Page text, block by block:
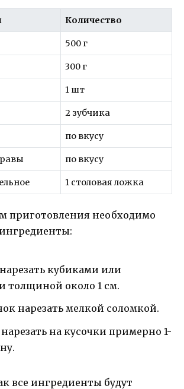
Количество
500 г
300 г
1 шт
2 зубчика
по вкусу
по вкусу
1 столовая ложка
приготовления необходимо
кубиками или
толщиной около 1 см.
нарезать мелкой соломкой.
на кусочки примерно 1-
все ингредиенты будут